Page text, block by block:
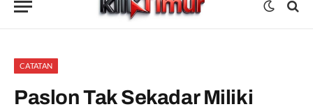
CATATAN
Paslon Tak Sekadar Miliki